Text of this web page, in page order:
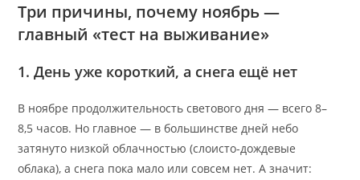
Три причины, почему ноябрь —
главный «тест на выживание»
1. День уже короткий, а снега ещё нет
В ноябре продолжительность светового дня — всего 8–
8,5 часов. Но главное — в большинстве дней небо
затянуто низкой облачностью (слоисто-дождевые
облака), а снега пока мало или совсем нет. А значит: